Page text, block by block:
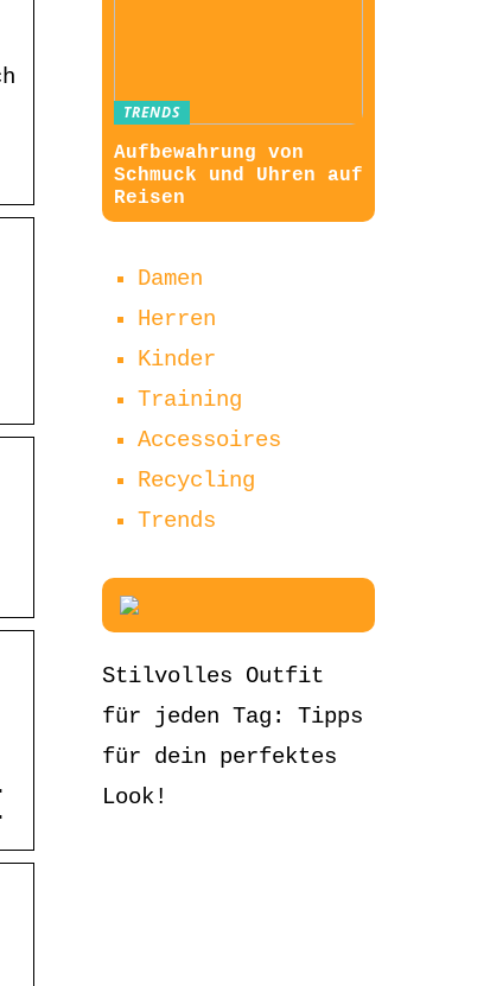
TRENDS
Aufbewahrung von
Schmuck und Uhren auf
Reisen
Damen
Herren
Kinder
Training
Accessoires
Recycling
Trends
Stilvolles Outfit
für jeden Tag: Tipps
für dein perfektes
Look!